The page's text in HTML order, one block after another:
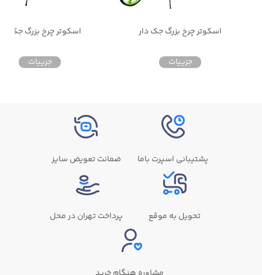
اسکوتر چرخ بزرگ جک دار
جزییات
اسکوتر چرخ بزرگ جک
جزییات
پشتیبانی اسپرت باما ضمانت تعویض سایز
تحویل به موقع پرداخت تهران در محل